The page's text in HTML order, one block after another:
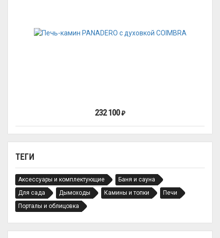
ТЕГИ
Аксессуары и комплектующие
Баня и сауна
Для сада
Дымоходы Камины и топки
Печи
Порталы и облицовка
232 100₽